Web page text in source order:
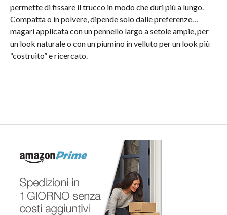
permette di fissare il trucco in modo che duri più a lungo.
Compatta o in polvere, dipende solo dalle preferenze…
magari applicata con un pennello largo a setole ampie, per
un look naturale o con un piumino in velluto per un look più
“costruito” e ricercato.